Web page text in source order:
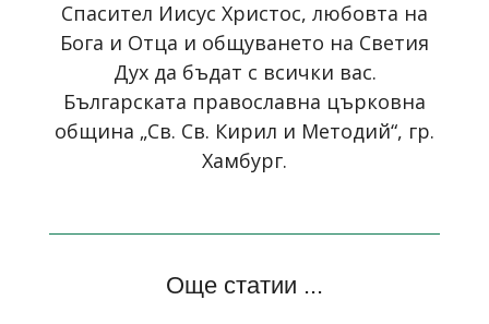
Спасител Иисус Христос, любовта на
Бога и Отца и общуването на Светия
Дух да бъдат с всички вас.
Българската православна църковна
община „Св. Св. Кирил и Методий“, гр.
Хамбург.
Още статии ...